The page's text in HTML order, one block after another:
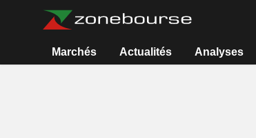
Marchés Actualités Analyses